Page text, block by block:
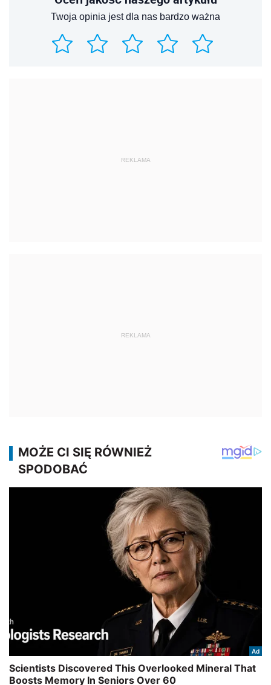
Twoja opinia jest dla nas bardzo ważna
REKLAMA
REKLAMA